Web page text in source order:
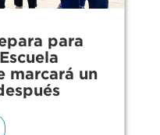
para
marcará un